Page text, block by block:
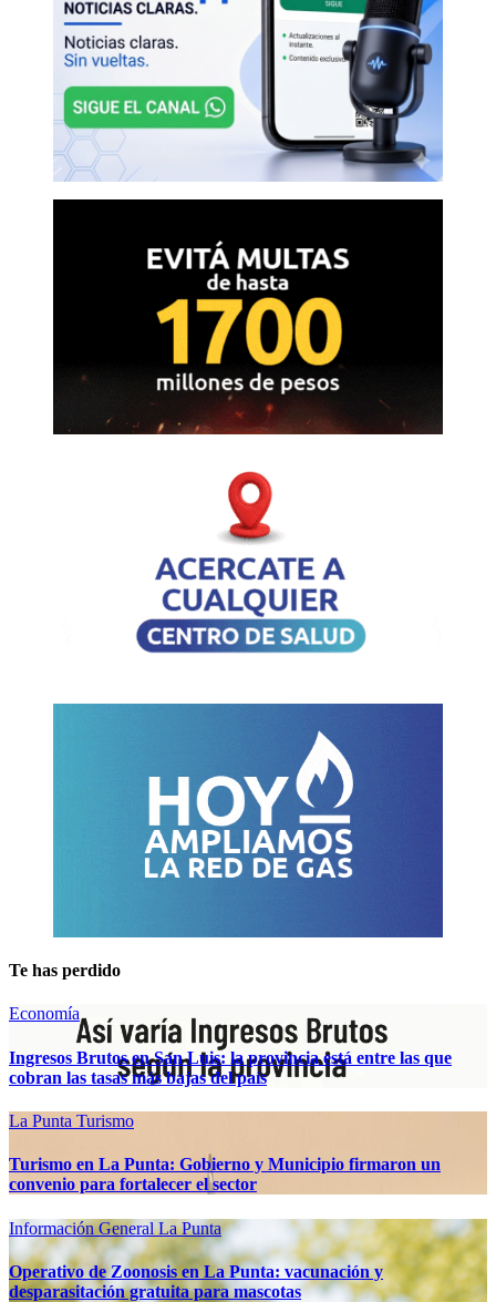
Te has perdido
Economía
Ingresos Brutos en San Luis: la provincia está entre las que
cobran las tasas más bajas del país
La Punta Turismo
Turismo en La Punta: Gobierno y Municipio firmaron un
convenio para fortalecer el sector
Información GeneralLa Punta
Operativo de Zoonosis en La Punta: vacunación y
desparasitación gratuita para mascotas